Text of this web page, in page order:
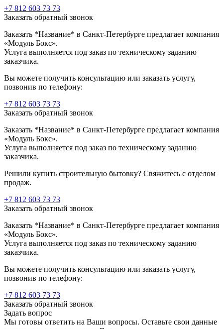
+7 812 603 73 73
Заказать обратный звонок
Заказать *Название* в Санкт-Петербурге предлагает компания
«Модуль Бокс».
Услуга выполняется под заказ по техническому заданию
заказчика.
Вы можете получить консультацию или заказать услугу,
позвонив по телефону:
+7 812 603 73 73
Заказать обратный звонок
Заказать *Название* в Санкт-Петербурге предлагает компания
«Модуль Бокс».
Услуга выполняется под заказ по техническому заданию
заказчика.
Решили купить строительную бытовку? Свяжитесь с отделом
продаж.
+7 812 603 73 73
Заказать обратный звонок
Заказать *Название* в Санкт-Петербурге предлагает компания
«Модуль Бокс».
Услуга выполняется под заказ по техническому заданию
заказчика.
Вы можете получить консультацию или заказать услугу,
позвонив по телефону:
+7 812 603 73 73
Заказать обратный звонок
Задать вопрос
Мы готовы ответить на Ваши вопросы. Оставьте свои данные